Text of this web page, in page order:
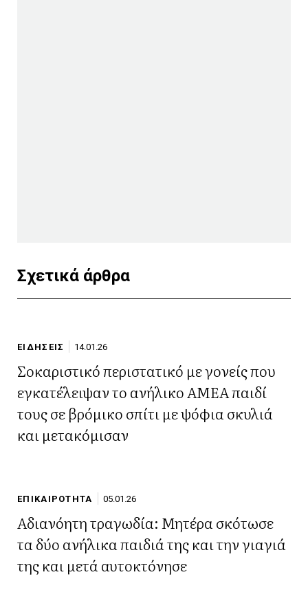
Σχετικά άρθρα
ΕΙΔΗΣΕΙΣ 14.01.26
Σοκαριστικό περιστατικό με γονείς που
εγκατέλειψαν το ανήλικο ΑΜΕΑ παιδί
τους σε βρόμικο σπίτι με ψόφια σκυλιά
και μετακόμισαν
ΕΠΙΚΑΙΡΟΤΗΤΑ 05.01.26
Αδιανόητη τραγωδία: Μητέρα σκότωσε
τα δύο ανήλικα παιδιά της και την γιαγιά
της και μετά αυτοκτόνησε